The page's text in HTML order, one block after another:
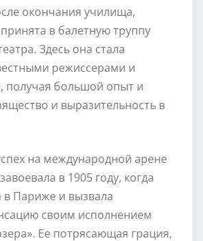
окончания училища,
в балетную труппу
Здесь она стала
режиссерами и
получая большой опыт и
и выразительность в
на международной арене
в 1905 году, когда
в Париже и вызвала
своим исполнением
Ее потрясающая грация,